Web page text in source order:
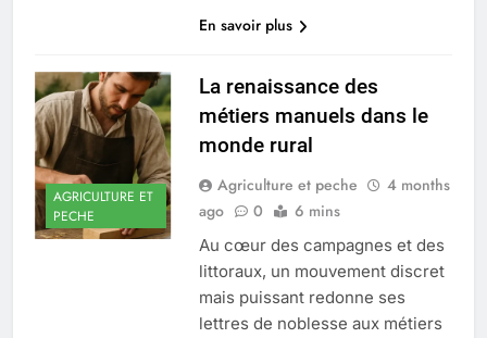
En savoir plus
AGRICULTURE ET
PECHE
La renaissance des
métiers manuels dans le
monde rural
Agriculture et peche
4 months
ago
0 6 mins
Au cœur des campagnes et des
littoraux, un mouvement discret
mais puissant redonne ses
lettres de noblesse aux métiers